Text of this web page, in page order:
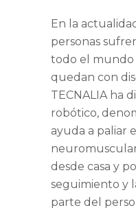
En la
personas
todo el mundo
quedan con
TECNALIA ha
robótico,
ayuda a paliar
desde casa y
seguimiento y
parte del